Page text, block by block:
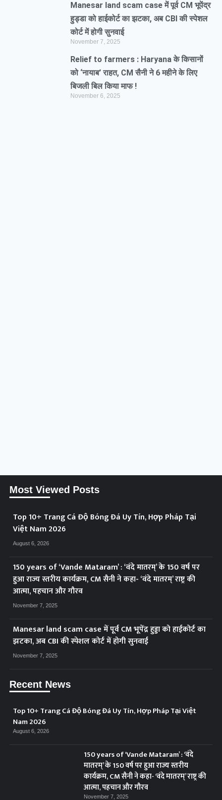
Manesar land scam case में पूर्व CM भूपेंद्र
हुड्डा को हाईकोर्ट का झटका, अब CBI की स्पेशल
कोर्ट में होगी सुनवाई
November 7, 2025
Relief to farmers : Haryana के किसानों
को ‘नायाब’ राहत, CM सैनी ने 6 महीने के लिए
बिजली बिल किया माफ !
November 6, 2025
Most Viewed Posts
Top 10+ Trang Cá Độ Bóng Đá Uy Tín, Hợp Pháp Tại
Việt Nam 2026
August 6, 2026
150 years of ‘Vande Mataram’ : ‘वंदे मातरम्’ के 150 वर्ष पर
हुआ राज्य स्तरीय कार्यक्रम, CM सैनी ने कहा- ‘वंदे मातरम्’ राष्ट्र की
आत्मा, पहचान और गौरव
November 7, 2025
Manesar land scam case में पूर्व CM भूपेंद्र हुड्डा को हाईकोर्ट का
झटका, अब CBI की स्पेशल कोर्ट में होगी सुनवाई
November 7, 2025
Recent News
Top 10+ Trang Cá Độ Bóng Đá Uy Tín, Hợp Pháp Tại Việt
Nam 2026
August 6, 2026
150 years of ‘Vande Mataram’ : ‘वंदे
मातरम्’ के 150 वर्ष पर हुआ राज्य स्तरीय
कार्यक्रम, CM सैनी ने कहा- ‘वंदे मातरम्’ राष्ट्र की
आत्मा, पहचान और गौरव
November 7, 2025